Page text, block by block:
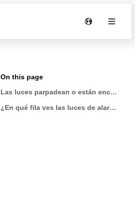
On this page
Las luces parpadean o están
¿En qué fila ves las luces de alarma?